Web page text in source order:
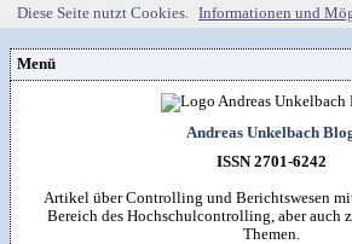
Menü
unkelbach.expert
Internet (149)
Office (90)
Apps für Android
Webempfehlungen
Workshop & Seminar
Autorenleben
Weitere Projekte
Andreas Unkelbach
ISSN 2701-6242
Artikel über Controlling und Berichtswesen
Bereich des Hochschulcontrolling, aber auch
Themen.
Diese Seite nutzt Cookies. Informationen und